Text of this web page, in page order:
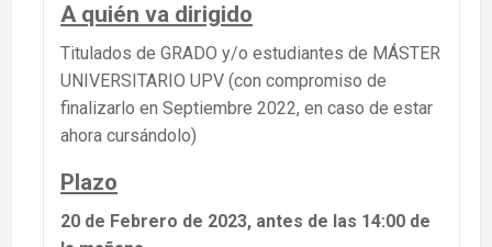
A quién va dirigido
Titulados de GRADO y/o estudiantes de MÁSTER
UNIVERSITARIO UPV (con compromiso de
finalizarlo en Septiembre 2022, en caso de estar
ahora cursándolo)
Plazo
20 de Febrero de 2023, antes de las 14:00 de